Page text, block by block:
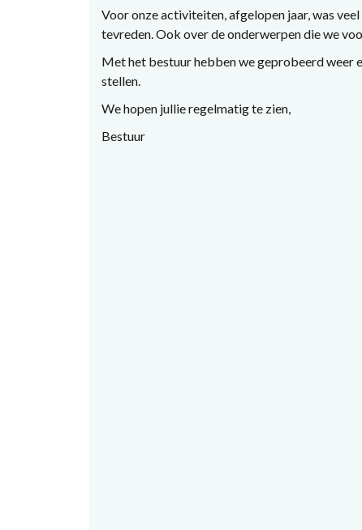
Voor onze activiteiten, afgelopen jaar, was
tevreden. Ook over de onderwerpen die we
Met het bestuur hebben we geprobeerd weer
stellen.
We hopen jullie regelmatig te zien,
Bestuur